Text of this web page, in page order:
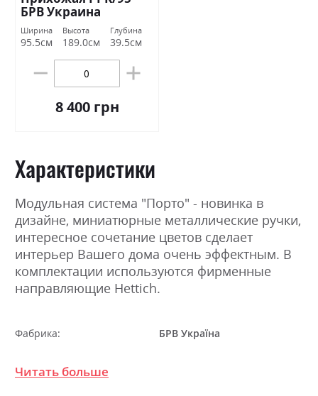
БРВ Украина
Ширина
95.5см
Высота
189.0см
Глубина
39.5см
8 400 грн
Характеристики
Модульная система "Порто" - новинка в
дизайне, миниатюрные металлические ручки,
интересное сочетание цветов сделает
интерьер Вашего дома очень эффектным. В
комплектации используются фирменные
направляющие Hettich.
Фабрика:
БРВ Україна
Цвет (Корпус):
Читать больше